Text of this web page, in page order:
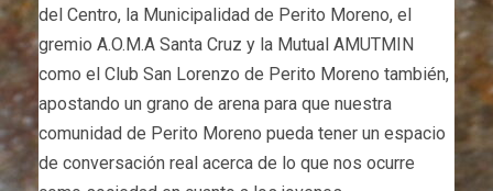
del Centro, la Municipalidad de Perito Moreno, el
gremio A.O.M.A Santa Cruz y la Mutual AMUTMIN
como el Club San Lorenzo de Perito Moreno también,
apostando un grano de arena para que nuestra
comunidad de Perito Moreno pueda tener un espacio
de conversación real acerca de lo que nos ocurre